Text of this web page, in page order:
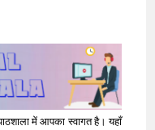
में आपका स्वागत है। यहाँ